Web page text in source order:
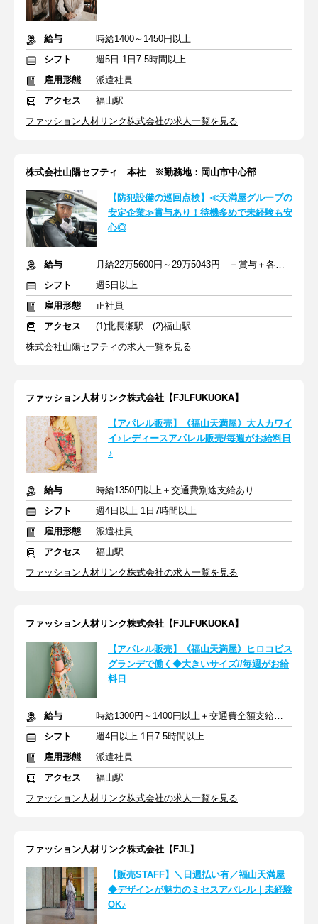
給与
時給1400～1450円以上
シフト
週5日 1日7.5時間以上
雇用形態
派遣社員
アクセス
福山駅
ファッション人材リンク株式会社の求人一覧を見る
株式会社山陽セフティ 本社 ※勤務地：岡山市中心部
【防犯設備の巡回点検】≪天満屋グループの
安定企業≫賞与あり！待機多めで未経験も安
心◎
給与
月給22万5600円～29万5043円 ＋賞与＋各種手当＋交通費
シフト
週5日以上
雇用形態
正社員
アクセス
(1)北長瀬駅 (2)福山駅
株式会社山陽セフティの求人一覧を見る
ファッション人材リンク株式会社【FJLFUKUOKA】
【アパレル販売】《福山天満屋》大人カワイ
イ♪レディースアパレル販売/毎週がお給料日
♪
給与
時給1350円以上＋交通費別途支給あり
シフト
週4日以上 1日7時間以上
雇用形態
派遣社員
アクセス
福山駅
ファッション人材リンク株式会社の求人一覧を見る
ファッション人材リンク株式会社【FJLFUKUOKA】
【アパレル販売】《福山天満屋》ヒロコビス
グランデで働く◆大きいサイズ//毎週がお給
料日
給与
時給1300円～1400円以上＋交通費全額支給あり
シフト
週4日以上 1日7.5時間以上
雇用形態
派遣社員
アクセス
福山駅
ファッション人材リンク株式会社の求人一覧を見る
ファッション人材リンク株式会社【FJL】
【販売STAFF】＼日週払い有／福山天満屋
◆デザインが魅力のミセスアパレル｜未経験
OK♪